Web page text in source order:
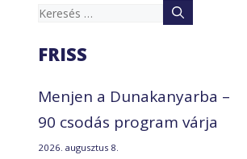
Keresés:
FRISS
Menjen a Dunakanyarba –
90 csodás program várja
2026. augusztus 8.